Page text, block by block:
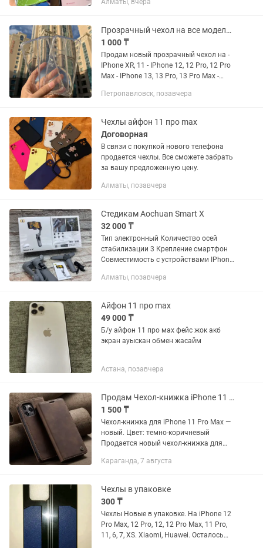
чёрное пятно; •Появились цветные
Алматы, вчера
Прозрачный чехол на все модели IPhone
1 000 ₸
Продам новый прозрачный чехол на -
IPhone XR, 11 - IPhone 12, 12 Pro, 12 Pro
Max - IPhone 13, 13 Pro, 13 Pro Max -
платная доставка по городу
Петропавловск, позавчера
Чехлы айфон 11 про max
Договорная
В связи с покупкой нового телефона
продается чехлы. Все сможете забрать
за вашу предложенную цену.
Алматы, позавчера
Стедикам Aochuan Smart X
32 000 ₸
Тип электронный Количество осей
стабилизации 3 Крепление смартфон
Совместимость с устройствами IPhone
и выше Совместимость с ОС Android,
Алматы, позавчера
Айфон 11 про max
49 000 ₸
Б/у айфон 11 про мах фейс жок акб
экран ауыскан обмен жасайм
Астана, позавчера
Продам Чехол-книжка iPhone 11 Pro Max
1 500 ₸
Чехол-книжка для iPhone 11 Pro Max —
новый. Цвет: темно-коричневый
Продается новый чехол-книжка для
использовался, в идеальном
телефон со...
Караганда, 7 августа
Чехлы в упаковке
300 ₸
Чехлы Новые в упаковке. На iPhone 12
Pro Max, 12 Pro, 12, 12 Pro Max, 11 Pro,
11, 6, 7, XS. Xiaomi, Huawei. Осталось